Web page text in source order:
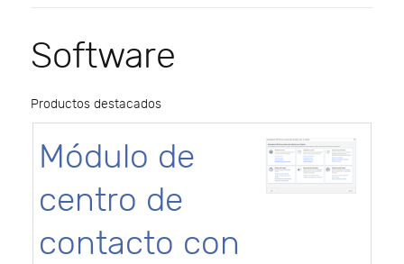
Software
Productos destacados
Módulo de
centro de
contacto con